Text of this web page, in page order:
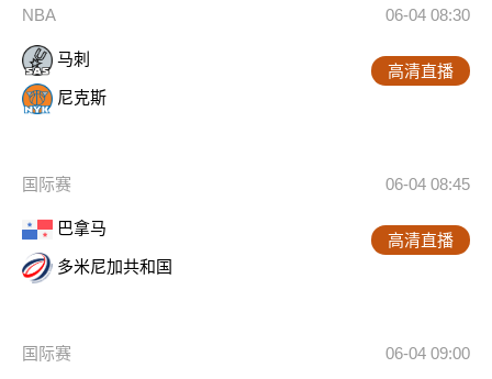
NBA 06-04 08:30
马刺
尼克斯
高清直播
国际赛 06-04 08:45
巴拿马
多米尼加共和国
高清直播
国际赛 06-04 09:00